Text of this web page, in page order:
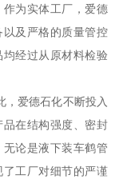
为实体工厂，爱德
及严格的质量管控
经过从原材料检验
，爱德石化不断投入
在结构强度、密封
论是液下装车鹤管
工厂对细节的严谨